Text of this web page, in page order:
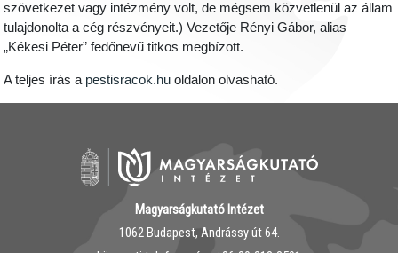
szövetkezet vagy intézmény volt, de mégsem közvetlenül az állam
tulajdonolta a cég részvényeit.) Vezetője Rényi Gábor, alias
„Kékesi Péter” fedőnevű titkos megbízott.
A teljes írás a pestisracok.huoldalon olvasható.
Magyarságkutató Intézet
1062 Budapest, Andrássy út 64.